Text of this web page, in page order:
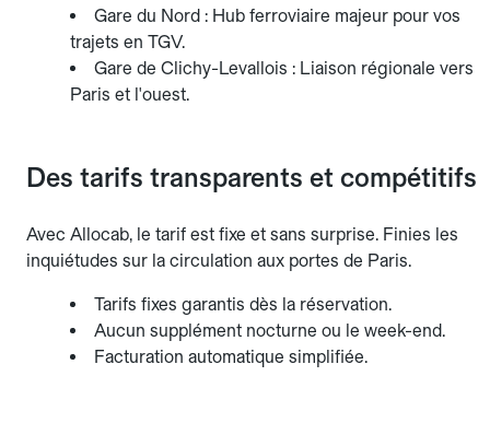
Gare du Nord : Hub ferroviaire majeur pour vos
trajets en TGV.
Gare de Clichy-Levallois : Liaison régionale vers
Paris et l'ouest.
Des tarifs transparents et compétitifs
Avec Allocab, le tarif est fixe et sans surprise. Finies les
inquiétudes sur la circulation aux portes de Paris.
Tarifs fixes garantis dès la réservation.
Aucun supplément nocturne ou le week-end.
Facturation automatique simplifiée.